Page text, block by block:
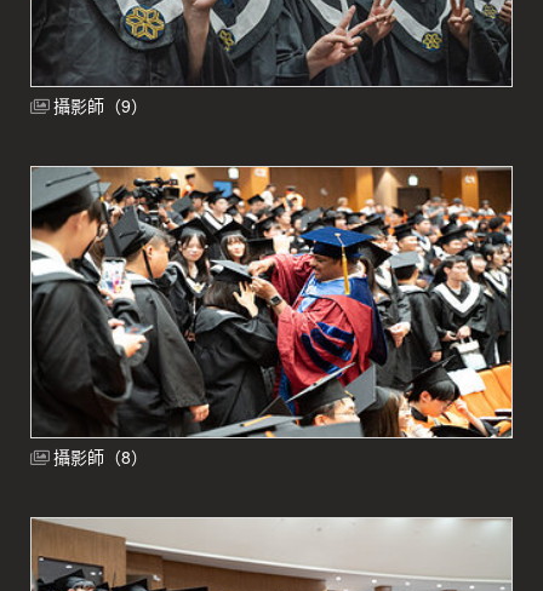
攝影師（9）
攝影師（8）